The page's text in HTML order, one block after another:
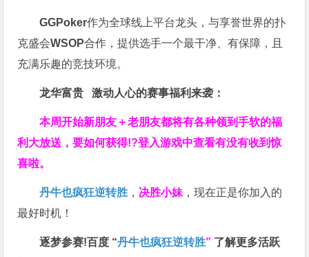
GGPoker作为全球线上平台龙头，与享誉世界的扑
克盛会WSOP合作，提供选手一个最干净、有保障，且
充满乐趣的竞技环境。
龙华富贵 激动人心的赛事福利来袭：
本周开始新朋友＋老朋友都将有各种领到手软的福
利大放送，要如何获得!?登入游戏中查看有没有收到惊
喜啦。
丹牛也疯狂逆转胜 ， 决胜小妹 ，现在正是你加入的
最好时机！
逐梦参赛!百度 “丹牛也疯狂逆转胜” 了解更多活跃